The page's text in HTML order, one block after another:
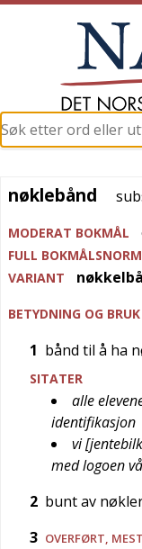
nøklebånd
MODERAT BOKMÅL
FULL BOKMÅLSNORM
VARIANT
BETYDNING OG BRUK
1 bånd til å ha
SITATER
alle
identifikasjon
vi
med logoen
2 bunt av
3 OVERFØRT,